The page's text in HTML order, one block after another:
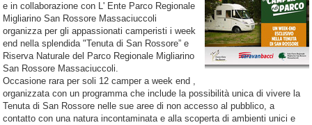
e in collaborazione con L' Ente Parco Regionale
Migliarino San Rossore Massaciuccoli
organizza per gli appassionati camperisti i week
end nella splendida "Tenuta di San Rossore” e
Riserva Naturale del Parco Regionale Migliarino
San Rossore Massaciuccoli.
Occasione rara per soli 12 camper a week end ,
organizzata con un programma che include la possibilità unica di vivere la
Tenuta di San Rossore nelle sue aree di non accesso al pubblico, a
contatto con una natura incontaminata e alla scoperta di ambienti unici e